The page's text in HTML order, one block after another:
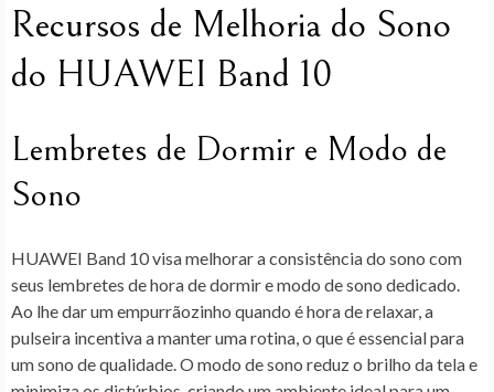
Recursos de Melhoria do Sono
do HUAWEI Band 10
Lembretes de Dormir e Modo de
Sono
HUAWEI Band 10 visa melhorar a consistência do sono com
seus lembretes de hora de dormir e modo de sono dedicado.
Ao lhe dar um empurrãozinho quando é hora de relaxar, a
pulseira incentiva a manter uma rotina, o que é essencial para
um sono de qualidade. O modo de sono reduz o brilho da tela e